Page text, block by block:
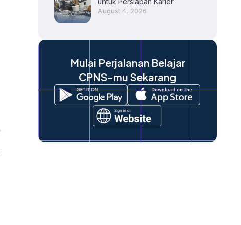
August 4, 2026
Mulai Perjalanan Belajar
CPNS-mu Sekarang